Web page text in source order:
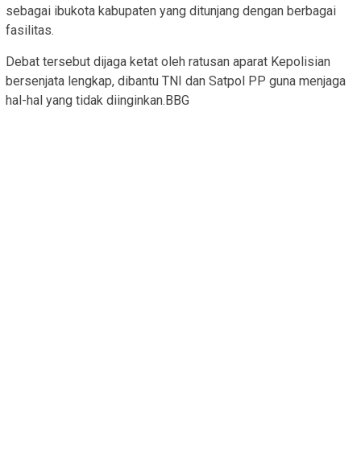
sebagai ibukota kabupaten yang ditunjang dengan berbagai
fasilitas.
Debat tersebut dijaga ketat oleh ratusan aparat Kepolisian
bersenjata lengkap, dibantu TNI dan Satpol PP guna menjaga
hal-hal yang tidak diinginkan.BBG